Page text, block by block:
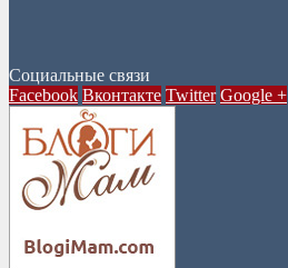
Социальные связи
Facebook Вконтакте Twitter Google +